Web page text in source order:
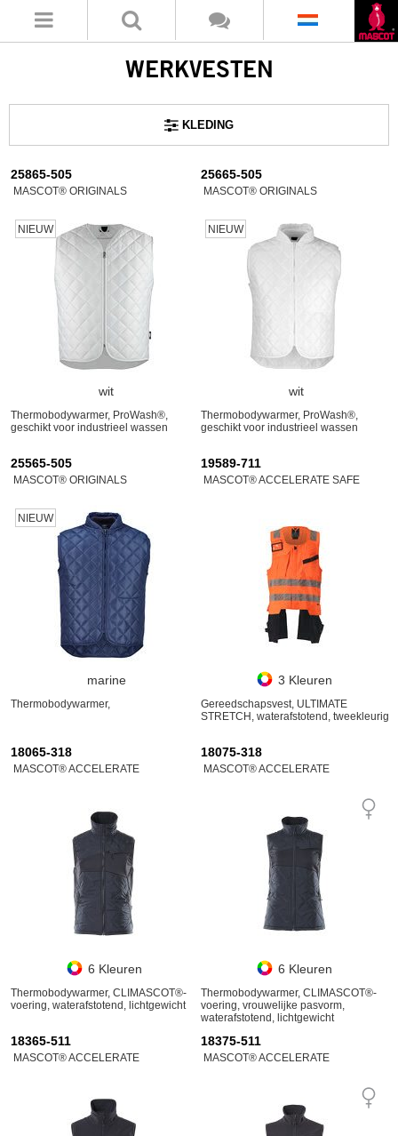
WERKVESTEN
KLEDING
25865-505
MASCOT® ORIGINALS
NIEUW
wit
Thermobodywarmer, ProWash®,
geschikt voor industrieel wassen
25665-505
MASCOT® ORIGINALS
NIEUW
wit
Thermobodywarmer, ProWash®,
geschikt voor industrieel wassen
25565-505
MASCOT® ORIGINALS
NIEUW
marine
Thermobodywarmer,
19589-711
MASCOT® ACCELERATE SAFE
3 Kleuren
Gereedschapsvest, ULTIMATE
STRETCH, waterafstotend, tweekleurig
18065-318
MASCOT® ACCELERATE
6 Kleuren
Thermobodywarmer, CLIMASCOT®-
voering, waterafstotend, lichtgewicht
18075-318
MASCOT® ACCELERATE
6 Kleuren
Thermobodywarmer, CLIMASCOT®-
voering, vrouwelijke pasvorm,
waterafstotend, lichtgewicht
18365-511
MASCOT® ACCELERATE
18375-511
MASCOT® ACCELERATE